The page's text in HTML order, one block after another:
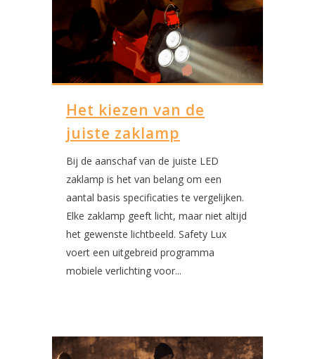
Het kiezen van de
juiste zaklamp
Bij de aanschaf van de juiste LED
zaklamp is het van belang om een
aantal basis specificaties te vergelijken.
Elke zaklamp geeft licht, maar niet altijd
het gewenste lichtbeeld. Safety Lux
voert een uitgebreid programma
mobiele verlichting voor...